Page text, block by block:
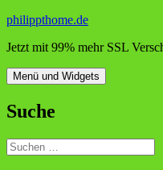
Zum
springen
philippthome.de
Jetzt mit 99% mehr SSL
Menü und Widgets
Suche
Suchen
nach: